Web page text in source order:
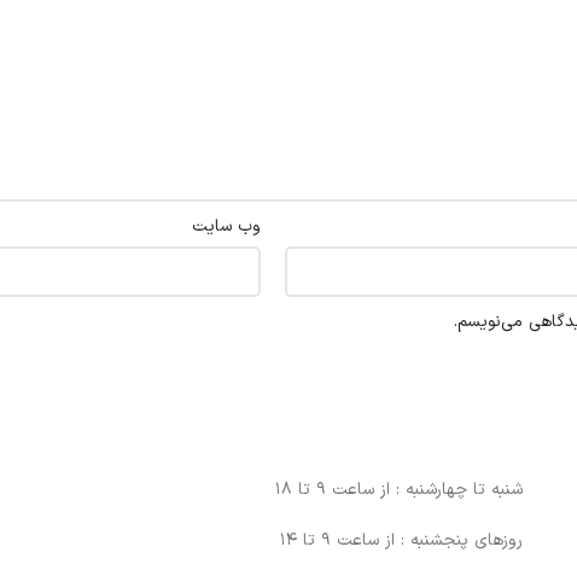
وب‌ سایت
می‌نویسم.
شنبه تا چهارشنبه : از ساعت 9 تا 18
روزهای پنجشنبه : از ساعت 9 تا 14